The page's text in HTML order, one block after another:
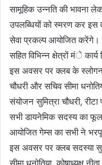
सामूहिक उन्नति की भावना
उपलब्धियों को स्मरण कर इस
सेवा प्रकल्प आयोजित करेंगे।
सहित विभिन्न क्षेत्रों मंे
इस अवसर पर क्लब के स्लोगन
चौधरी और सचिव सीमा
संयोजन सुमित्रा चौधरी, रीटा
सभी डायनेमिक सदस्य का फूल
आयोजित गेम्स का सभी ने
इस अवसर पर क्लब सदस्या